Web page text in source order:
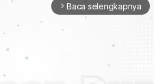
arrow_forward_ios Baca selengkapnya